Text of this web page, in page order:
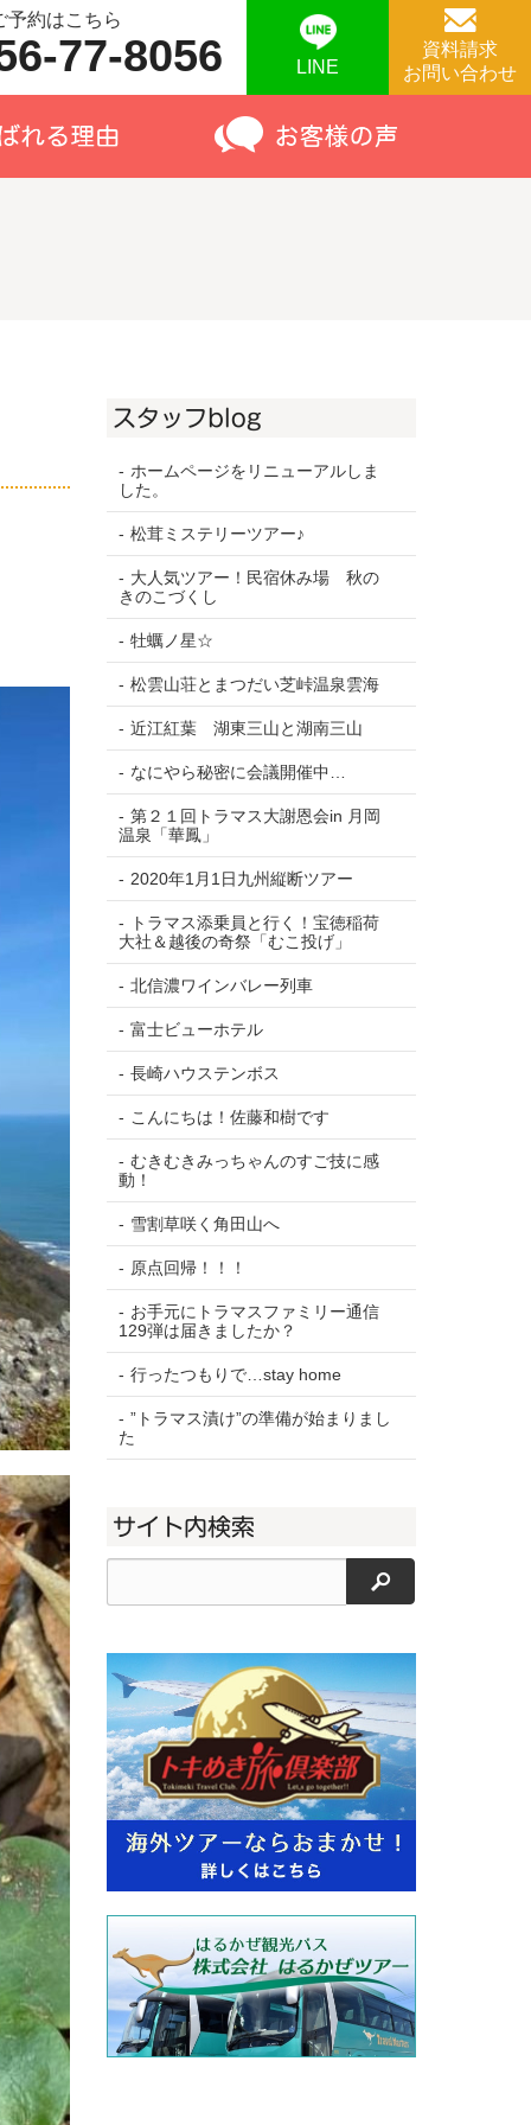
予約はこちら
77-8056 LINE
資料請求
お問い合わせ
スタッフblog
ホームページをリニューアルしま
した。
松茸ミステリーツアー♪
大人気ツアー！民宿休み場 秋の
きのこづくし
牡蠣ノ星☆
松雲山荘とまつだい芝峠温泉雲海
近江紅葉 湖東三山と湖南三山
なにやら秘密に会議開催中…
第２１回トラマス大謝恩会in 月岡
温泉「華鳳」
2020年1月1日九州縦断ツアー
トラマス添乗員と行く！宝徳稲荷
大社＆越後の奇祭「むこ投げ」
北信濃ワインバレー列車
富士ビューホテル
長崎ハウステンボス
こんにちは！佐藤和樹です
むきむきみっちゃんのすご技に感
動！
雪割草咲く角田山へ
原点回帰！！！
お手元にトラマスファミリー通信
129弾は届きましたか？
行ったつもりで…stay home
”トラマス漬け”の準備が始まりまし
た
サイト内検索
検索